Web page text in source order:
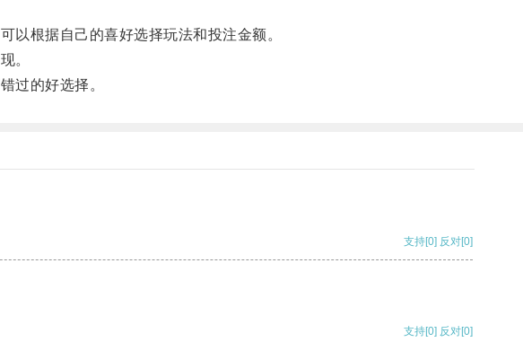
根据自己的喜好选择玩法和投注金额。
。
过的好选择。
支持[0] 反对[0]
支持[0] 反对[0]